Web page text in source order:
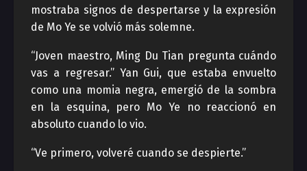
mostraba signos de despertarse y la expresión
de Mo Ye se volvió más solemne.
“Joven maestro, Ming Du Tian pregunta cuándo
vas a regresar.” Yan Gui, que estaba envuelto
como una momia negra, emergió de la sombra
en la esquina, pero Mo Ye no reaccionó en
absoluto cuando lo vio.
“Ve primero, volveré cuando se despierte.”